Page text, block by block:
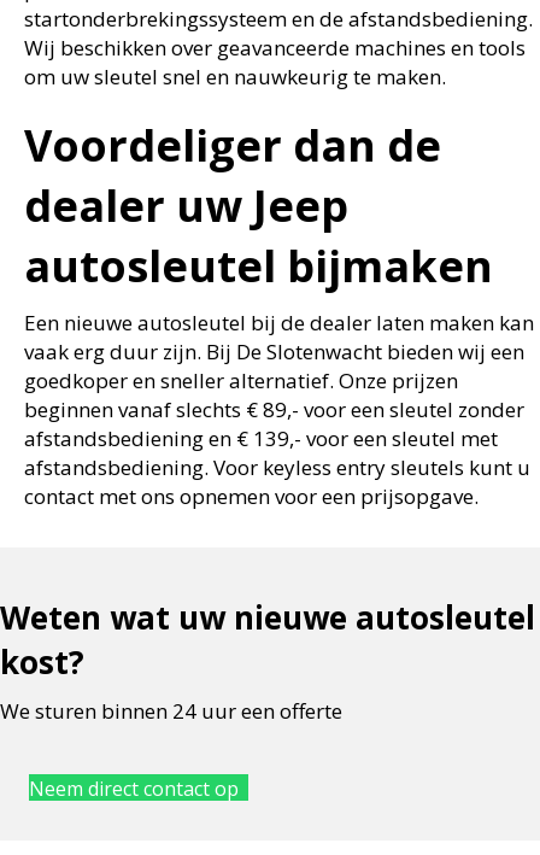
startonderbrekingssysteem en de afstandsbediening.
Wij beschikken over geavanceerde machines en tools
om uw sleutel snel en nauwkeurig te maken.
Voordeliger dan de
dealer uw Jeep
autosleutel bijmaken
Een nieuwe autosleutel bij de dealer laten maken kan
vaak erg duur zijn. Bij De Slotenwacht bieden wij een
goedkoper en sneller alternatief. Onze prijzen
beginnen vanaf slechts € 89,- voor een sleutel zonder
afstandsbediening en € 139,- voor een sleutel met
afstandsbediening. Voor keyless entry sleutels kunt u
contact met ons opnemen voor een prijsopgave.
Weten wat uw nieuwe autosleutel
kost?
We sturen binnen 24 uur een offerte
Neem direct contact op